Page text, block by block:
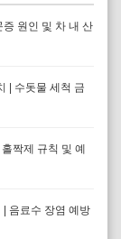
원인 및 차 내 산
| 수돗물 세척 금
짝제 규칙 및 예
| 음료수 장염 예방